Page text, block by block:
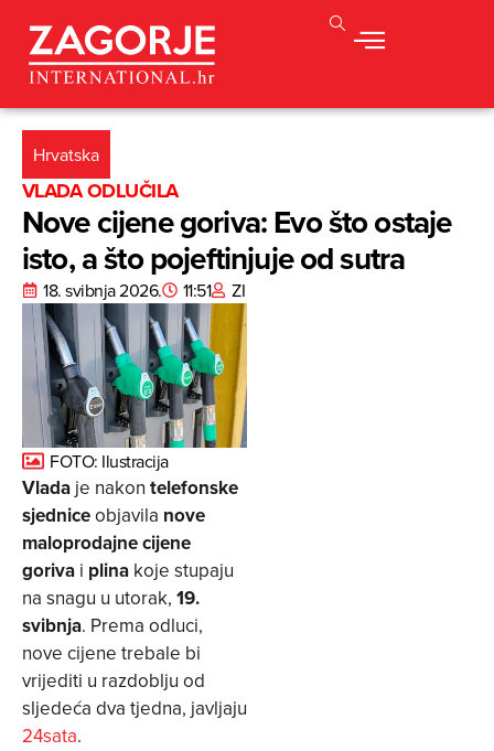
Hrvatska
VLADA ODLUČILA
Nove cijene goriva: Evo što ostaje
isto, a što pojeftinjuje od sutra
18. svibnja 2026. 11:51 ZI
FOTO: Ilustracija
Vlada je nakon telefonske
sjedniceobjavila nove
maloprodajne cijene
goriva i plina koje stupaju
na snagu u utorak, 19.
svibnja. Prema odluci,
nove cijene trebale bi
vrijediti u razdoblju od
sljedeća dva tjedna, javljaju
24sata.